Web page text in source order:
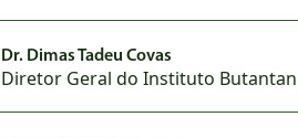
Dr. Dimas Tadeu Covas
Diretor Geral do Instituto Butantan